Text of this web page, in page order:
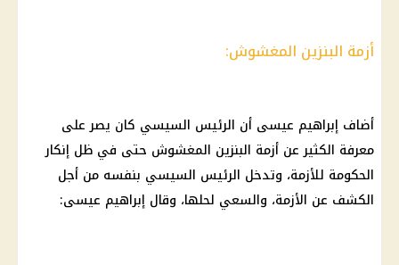
أزمة البنزين المغشوش:
أضاف إبراهيم عيسى أن الرئيس السيسي كان يصر على
معرفة الكثير عن أزمة البنزين المغشوش حتى في ظل إنكار
الحكومة للأزمة، وتدخل الرئيس السيسي بنفسه من أجل
الكشف عن الأزمة، والسعي لحلها، وقال إبراهيم عيسى: